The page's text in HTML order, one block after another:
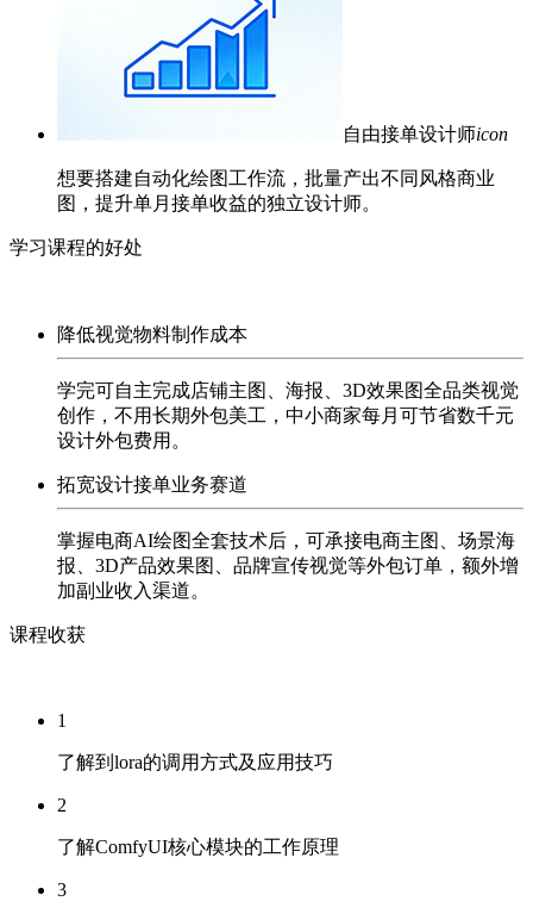
自由接单设计师icon
想要搭建自动化绘图工作流，批量产出不同风格商业
图，提升单月接单收益的独立设计师。
学习课程的好处
降低视觉物料制作成本
学完可自主完成店铺主图、海报、3D效果图全品类视觉
创作，不用长期外包美工，中小商家每月可节省数千元
设计外包费用。
拓宽设计接单业务赛道
掌握电商AI绘图全套技术后，可承接电商主图、场景海
报、3D产品效果图、品牌宣传视觉等外包订单，额外增
加副业收入渠道。
课程收获
1
了解到lora的调用方式及应用技巧
2
了解ComfyUI核心模块的工作原理
3